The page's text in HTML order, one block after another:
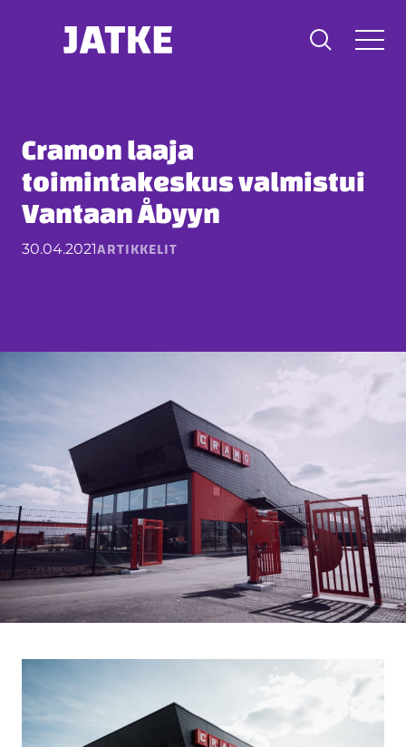
Cramon laaja
toimintakeskus valmistui
Vantaan Åbyyn
30.04.2021ARTIKKELIT